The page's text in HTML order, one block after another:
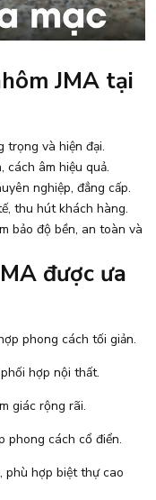
JMA tại
trọng và hiện đại.
cách âm hiệu quả.
nghiệp, đẳng cấp.
thu hút khách hàng.
bảo độ bền, an toàn và
được ưa
phong cách tối giản.
hợp nội thất.
giác rộng rãi.
phong cách cổ điển.
phù hợp biệt thự cao